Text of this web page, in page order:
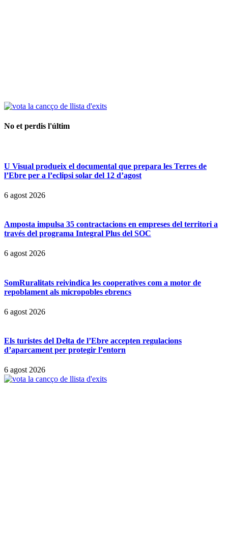
No et perdis l'últim
U Visual produeix el documental que prepara les Terres de
l’Ebre per a l’eclipsi solar del 12 d’agost
6 agost 2026
Amposta impulsa 35 contractacions en empreses del territori a
través del programa Integral Plus del SOC
6 agost 2026
SomRuralitats reivindica les cooperatives com a motor de
repoblament als micropobles ebrencs
6 agost 2026
Els turistes del Delta de l’Ebre accepten regulacions
d’aparcament per protegir l’entorn
6 agost 2026